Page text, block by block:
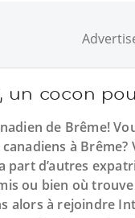
un cocon
de Brême!
à
part d’autres
ou bien où
alors à rejoindre